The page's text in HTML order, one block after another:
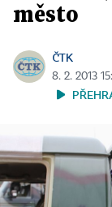
město
ČTK
8. 2. 2013